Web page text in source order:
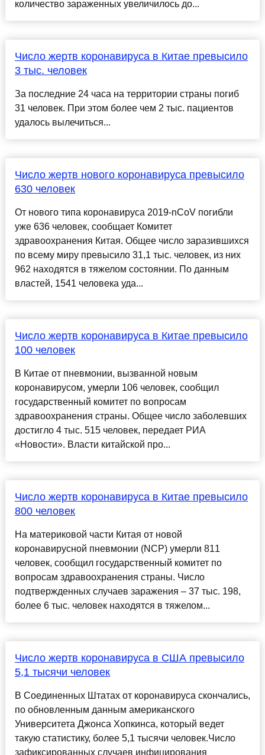
количество зараженных увеличилось до...
Число жертв коронавируса в Китае превысило
3 тыс. человек
За последние 24 часа на территории страны погиб
31 человек. При этом более чем 2 тыс. пациентов
удалось вылечиться...
Число жертв нового коронавируса превысило
630 человек
От нового типа коронавируса 2019-nCoV погибли
уже 636 человек, сообщает Комитет
здравоохранения Китая. Общее число заразившихся
по всему миру превысило 31,1 тыс. человек, из них
962 находятся в тяжелом состоянии. По данным
властей, 1541 человека уда...
Число жертв коронавируса в Китае превысило
100 человек
В Китае от пневмонии, вызванной новым
коронавирусом, умерли 106 человек, сообщил
государственный комитет по вопросам
здравоохранения страны. Общее число заболевших
достигло 4 тыс. 515 человек, передает РИА
«Новости». Власти китайской про...
Число жертв коронавируса в Китае превысило
800 человек
На материковой части Китая от новой
коронавирусной пневмонии (NCP) умерли 811
человек, сообщил государственный комитет по
вопросам здравоохранения страны. Число
подтвержденных случаев заражения – 37 тыс. 198,
более 6 тыс. человек находятся в тяжелом...
Число жертв коронавируса в США превысило
5,1 тысячи человек
В Соединенных Штатах от коронавируса скончались,
по обновленным данным американского
Университета Джонса Хопкинса, который ведет
такую статистику, более 5,1 тысячи человек.Число
зафиксированных случаев инфицирования